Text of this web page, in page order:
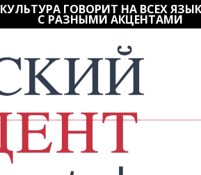
КУЛЬТУРА ГОВОРИТ НА ВСЕХ
С РАЗНЫМИ АКЦЕНТАМИ